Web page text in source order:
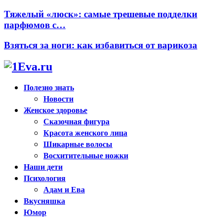
Тяжелый «люск»: самые трешевые подделки
парфюмов с…
Взяться за ноги: как избавиться от варикоза
Полезно знать
Новости
Женское здоровье
Сказочная фигура
Красота женского лица
Шикарные волосы
Восхитительные ножки
Наши дети
Психология
Адам и Ева
Вкусняшка
Юмор